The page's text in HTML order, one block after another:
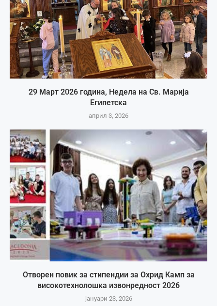
29 Март 2026 година, Недела на Св. Марија
Египетска
април 3, 2026
Отворен повик за стипендии за Охрид Камп за
високотехнолошка извонредност 2026
јануари 23, 2026